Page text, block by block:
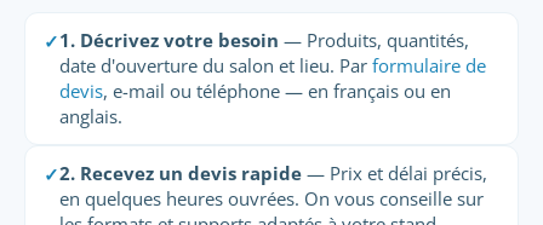
✓1. Décrivez votre besoin — Produits, quantités,
date d'ouverture du salon et lieu. Par formulaire de
devis, e-mail ou téléphone — en français ou en
anglais.
✓2. Recevez un devis rapide — Prix et délai précis,
en quelques heures ouvrées. On vous conseille sur